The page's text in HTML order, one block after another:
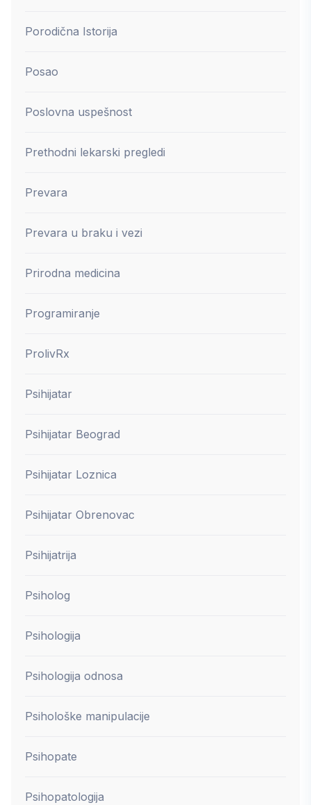
Porodična Istorija
Posao
Poslovna uspešnost
Prethodni lekarski pregledi
Prevara
Prevara u braku i vezi
Prirodna medicina
Programiranje
ProlivRx
Psihijatar
Psihijatar Beograd
Psihijatar Loznica
Psihijatar Obrenovac
Psihijatrija
Psiholog
Psihologija
Psihologija odnosa
Psihološke manipulacije
Psihopate
Psihopatologija